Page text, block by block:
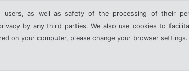
as well as safety of the processing of their
by any third parties. We also use cookies to
on your computer, please change your browser